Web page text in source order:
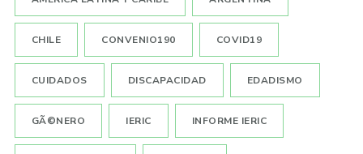
CHILE CONVENIO190 COVID19
CUIDADOS DISCAPACIDAD EDADISMO
GÃ©NERO IERIC INFORME IERIC